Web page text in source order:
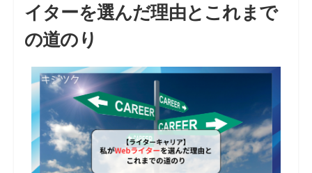
イターを選んだ理由とこれまで
の道のり